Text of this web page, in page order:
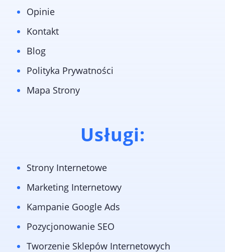
Opinie
Kontakt
Blog
Polityka Prywatności
Mapa Strony
Usługi:
Strony Internetowe
Marketing Internetowy
Kampanie Google Ads
Pozycjonowanie SEO
Tworzenie Sklepów Internetowych